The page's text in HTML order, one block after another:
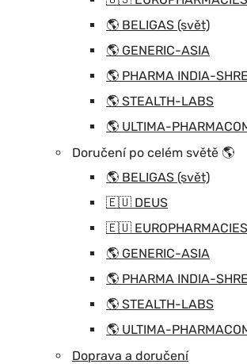
🌎 BELIGAS (svět)
🌎 GENERIC-ASIA
🌎 PHARMA INDIA-
🌎 STEALTH-LABS
🌎 ULTIMA-
Doručení po celém světě 🌎
🌎 BELIGAS (svět)
🇪🇺 DEUS
🇪🇺 EUROPHARMACIES
🌎 GENERIC-ASIA
🌎 PHARMA INDIA-
🌎 STEALTH-LABS
🌎 ULTIMA-
Doprava a doručení